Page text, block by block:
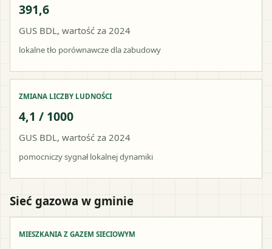
391,6
GUS BDL, wartość za 2024
lokalne tło porównawcze dla zabudowy
ZMIANA LICZBY LUDNOŚCI
4,1 / 1000
GUS BDL, wartość za 2024
pomocniczy sygnał lokalnej dynamiki
Sieć gazowa w gminie
MIESZKANIA Z GAZEM SIECIOWYM